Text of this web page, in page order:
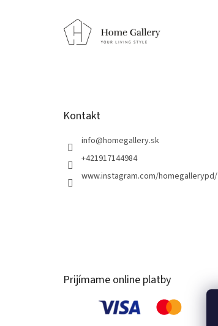
Kontakt
info@homegallery.sk
+421917144984
www.instagram.com/homegallerypd/
Prijímame online platby